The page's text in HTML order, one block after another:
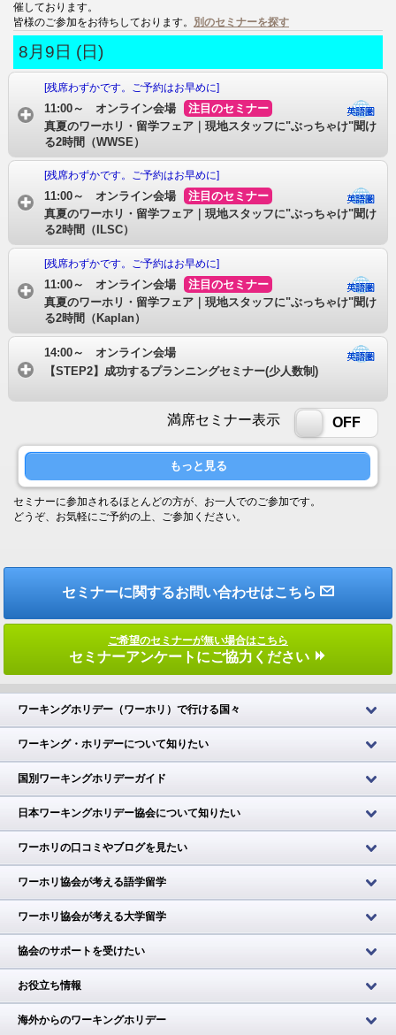
催しております。
皆様のご参加をお待ちしております。 別のセミナーを探す
8月9日 (日)
[残席わずかです。ご予約はお早めに]
11:00～ オンライン会場
注目のセミナー
真夏のワーホリ・留学フェア｜現地スタッフに"ぶっちゃけ"聞け
る2時間（WWSE）
[残席わずかです。ご予約はお早めに]
11:00～ オンライン会場
注目のセミナー
真夏のワーホリ・留学フェア｜現地スタッフに"ぶっちゃけ"聞け
る2時間（ILSC）
[残席わずかです。ご予約はお早めに]
11:00～ オンライン会場
注目のセミナー
真夏のワーホリ・留学フェア｜現地スタッフに"ぶっちゃけ"聞け
る2時間（Kaplan）
14:00～ オンライン会場
【STEP2】成功するプランニングセミナー(少人数制)
満席セミナー表示ON OFF
もっと見る
セミナーに参加されるほとんどの方が、お一人でのご参加です。
どうぞ、お気軽にご予約の上、ご参加ください。
セミナーに関するお問い合わせはこちら
ご希望のセミナーが無い場合はこちら
セミナーアンケートにご協力ください
ワーキングホリデー（ワーホリ）で行ける国々
ワーキング・ホリデーについて知りたい
国別ワーキングホリデーガイド
日本ワーキングホリデー協会について知りたい
ワーホリの口コミやブログを見たい
ワーホリ協会が考える語学留学
ワーホリ協会が考える大学留学
協会のサポートを受けたい
お役立ち情報
海外からのワーキングホリデー